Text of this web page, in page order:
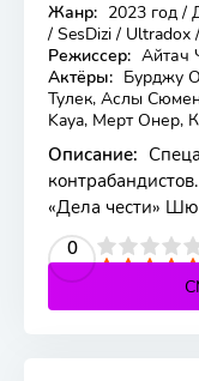
9
Жанр: 2023 год /
/ SesDizi / Ultradox
Режиссер: Айтач
Актёры: Бурджу
Тулек, Аслы
Kaya, Мерт Онер,
Описание:
«Дела чести»
0
4 5